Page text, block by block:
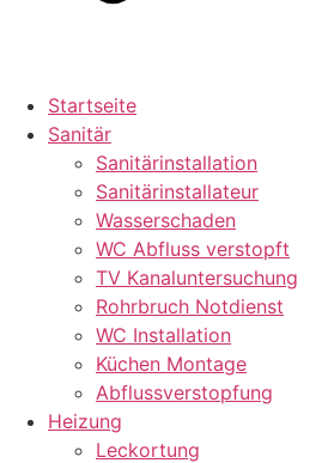
Startseite
Sanitär
Sanitärinstallation
Sanitärinstallateur
Wasserschaden
WC Abfluss verstopft
TV Kanaluntersuchung
Rohrbruch Notdienst
WC Installation
Küchen Montage
Abflussverstopfung
Heizung
Leckortung